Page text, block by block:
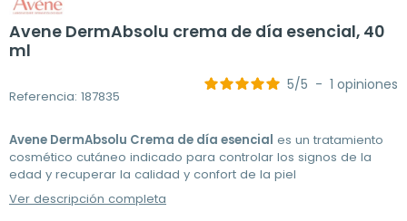
Avene DermAbsolu crema de día esencial, 40
ml
Referencia: 187835
5/5 - 1 opiniones
Avene DermAbsolu Crema de día esencial es un tratamiento
cosmético cutáneo indicado para controlar los signos de la
edad y recuperar la calidad y confort de la piel
Ver descripción completa